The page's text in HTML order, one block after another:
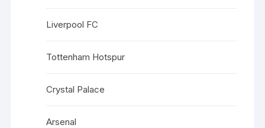
Liverpool FC
Tottenham Hotspur
Crystal Palace
Arsenal